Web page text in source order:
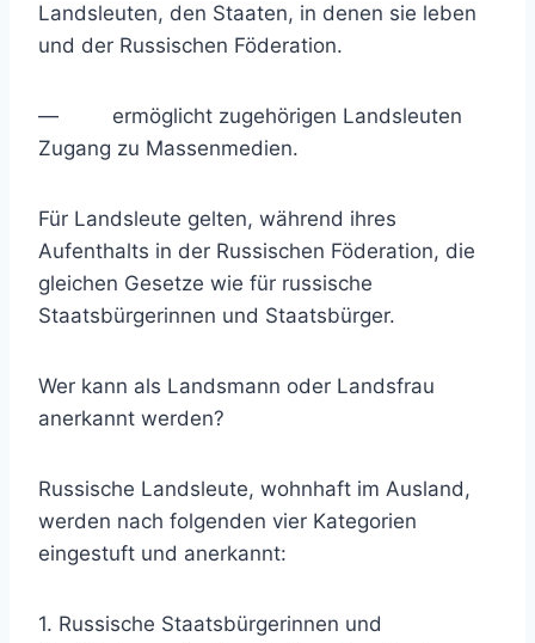
Landsleuten, den Staaten, in denen sie leben
und der Russischen Föderation.
— ermöglicht zugehörigen Landsleuten
Zugang zu Massenmedien.
Für Landsleute gelten, während ihres
Aufenthalts in der Russischen Föderation, die
gleichen Gesetze wie für russische
Staatsbürgerinnen und Staatsbürger.
Wer kann als Landsmann oder Landsfrau
anerkannt werden?
Russische Landsleute, wohnhaft im Ausland,
werden nach folgenden vier Kategorien
eingestuft und anerkannt:
1. Russische Staatsbürgerinnen und